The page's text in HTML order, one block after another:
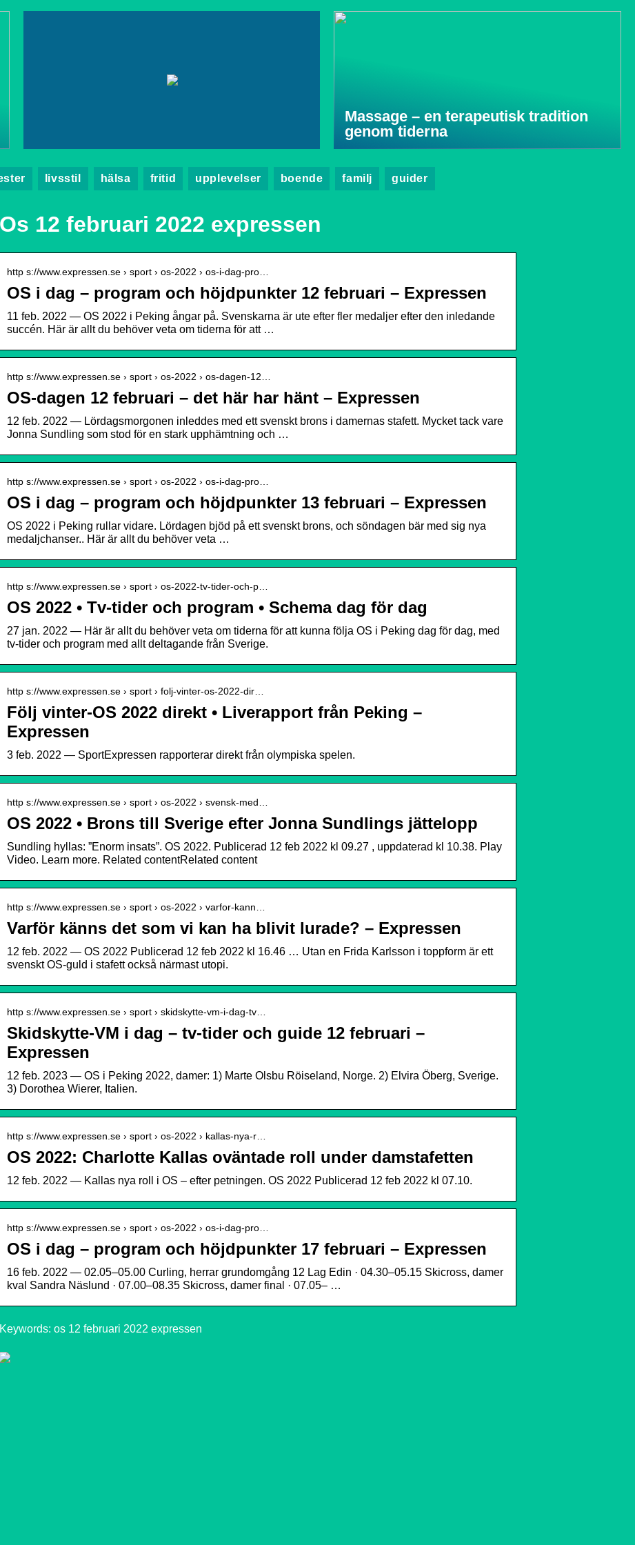
Massage – en terapeutisk tradition
genom tiderna
livsstil hälsa fritid upplevelser boende familj guider
Os 12 februari 2022 expressen
http s://www.expressen.se › sport › os-2022 › os-i-dag-pro…
OS i dag – program och höjdpunkter 12 februari – Expressen
11 feb. 2022 — OS 2022 i Peking ångar på. Svenskarna är ute efter fler medaljer efter den inledande
succén. Här är allt du behöver veta om tiderna för att …
http s://www.expressen.se › sport › os-2022 › os-dagen-12…
OS-dagen 12 februari – det här har hänt – Expressen
12 feb. 2022 — Lördagsmorgonen inleddes med ett svenskt brons i damernas stafett. Mycket tack vare
Jonna Sundling som stod för en stark upphämtning och …
http s://www.expressen.se › sport › os-2022 › os-i-dag-pro…
OS i dag – program och höjdpunkter 13 februari – Expressen
OS 2022 i Peking rullar vidare. Lördagen bjöd på ett svenskt brons, och söndagen bär med sig nya
medaljchanser.. Här är allt du behöver veta …
http s://www.expressen.se › sport › os-2022-tv-tider-och-p…
OS 2022 • Tv-tider och program • Schema dag för dag
27 jan. 2022 — Här är allt du behöver veta om tiderna för att kunna följa OS i Peking dag för dag, med
tv-tider och program med allt deltagande från Sverige.
http s://www.expressen.se › sport › folj-vinter-os-2022-dir…
Följ vinter-OS 2022 direkt • Liverapport från Peking –
Expressen
3 feb. 2022 — SportExpressen rapporterar direkt från olympiska spelen.
http s://www.expressen.se › sport › os-2022 › svensk-med…
OS 2022 • Brons till Sverige efter Jonna Sundlings jättelopp
Sundling hyllas: ”Enorm insats”. OS 2022. Publicerad 12 feb 2022 kl 09.27 , uppdaterad kl 10.38. Play
Video. Learn more. Related contentRelated content
http s://www.expressen.se › sport › os-2022 › varfor-kann…
Varför känns det som vi kan ha blivit lurade? – Expressen
12 feb. 2022 — OS 2022 Publicerad 12 feb 2022 kl 16.46 … Utan en Frida Karlsson i toppform är ett
svenskt OS-guld i stafett också närmast utopi.
http s://www.expressen.se › sport › skidskytte-vm-i-dag-tv…
Skidskytte-VM i dag – tv-tider och guide 12 februari –
Expressen
12 feb. 2023 — OS i Peking 2022, damer: 1) Marte Olsbu Röiseland, Norge. 2) Elvira Öberg, Sverige.
3) Dorothea Wierer, Italien.
http s://www.expressen.se › sport › os-2022 › kallas-nya-r…
OS 2022: Charlotte Kallas oväntade roll under damstafetten
12 feb. 2022 — Kallas nya roll i OS – efter petningen. OS 2022 Publicerad 12 feb 2022 kl 07.10.
http s://www.expressen.se › sport › os-2022 › os-i-dag-pro…
OS i dag – program och höjdpunkter 17 februari – Expressen
16 feb. 2022 — 02.05–05.00 Curling, herrar grundomgång 12 Lag Edin · 04.30–05.15 Skicross, damer
kval Sandra Näslund · 07.00–08.35 Skicross, damer final · 07.05– …
Keywords: os 12 februari 2022 expressen